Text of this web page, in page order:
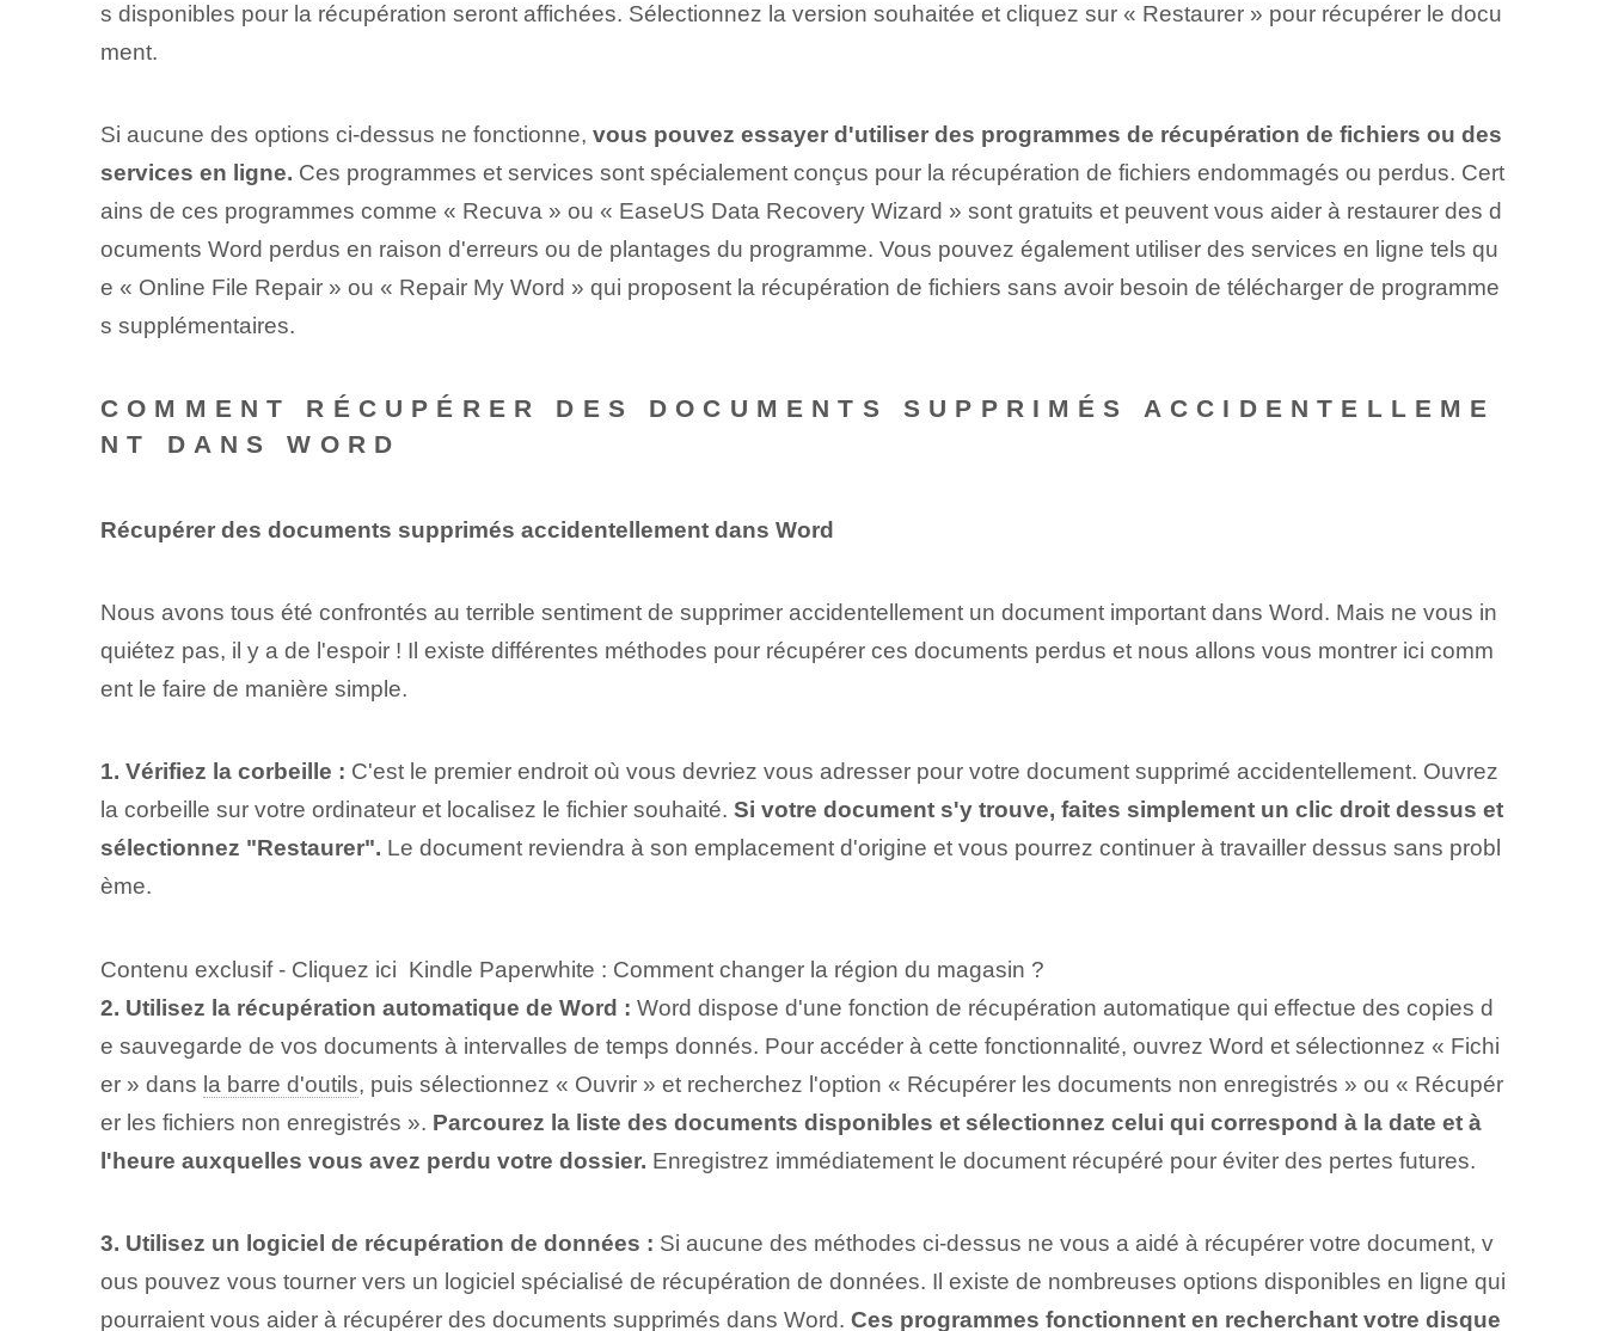
s disponibles pour la récupération seront affichées. Sélectionnez la version souhaitée et cliquez sur « Restaurer » pour récupérer le docu
ment.
Si aucune des options ci-dessus ne fonctionne, vous pouvez essayer d'utiliser des programmes de récupération de fichiers ou des
services en ligne. Ces programmes et services sont spécialement conçus pour la récupération de fichiers endommagés ou perdus. Cert
ains de ces programmes comme « Recuva » ou « EaseUS Data Recovery Wizard » sont gratuits et peuvent vous aider à restaurer des d
ocuments Word perdus en raison d'erreurs ou de plantages du programme. Vous pouvez également utiliser des services en ligne tels qu
e « Online File Repair » ou « Repair My Word » qui proposent la récupération de fichiers sans avoir besoin de télécharger de programme
s supplémentaires.
COMMENT RÉCUPÉRER DES DOCUMENTS SUPPRIMÉS ACCIDENTELLEME
NT DANS WORD
Récupérer des documents supprimés accidentellement dans Word
Nous avons tous été confrontés au terrible sentiment de supprimer accidentellement un document important dans Word. Mais ne vous in
quiétez pas, il y a de l'espoir ! Il existe différentes méthodes pour récupérer ces documents perdus et nous allons vous montrer ici comm
ent le faire de manière simple.
1. Vérifiez la corbeille : C'est le premier endroit où vous devriez vous adresser pour votre document supprimé accidentellement. Ouvrez
la corbeille sur votre ordinateur et localisez le fichier souhaité. Si votre document s'y trouve, faites simplement un clic droit dessus et
sélectionnez "Restaurer". Le document reviendra à son emplacement d'origine et vous pourrez continuer à travailler dessus sans probl
ème.
Contenu exclusif - Cliquez ici Kindle Paperwhite : Comment changer la région du magasin ?
2. Utilisez la récupération automatique de Word : Word dispose d'une fonction de récupération automatique qui effectue des copies d
e sauvegarde de vos documents à intervalles de temps donnés. Pour accéder à cette fonctionnalité, ouvrez Word et sélectionnez « Fichi
er » dans la barre d'outils, puis sélectionnez « Ouvrir » et recherchez l'option « Récupérer les documents non enregistrés » ou « Récupér
er les fichiers non enregistrés ». Parcourez la liste des documents disponibles et sélectionnez celui qui correspond à la date et à
l'heure auxquelles vous avez perdu votre dossier. Enregistrez immédiatement le document récupéré pour éviter des pertes futures.
3. Utilisez un logiciel de récupération de données : Si aucune des méthodes ci-dessus ne vous a aidé à récupérer votre document, v
ous pouvez vous tourner vers un logiciel spécialisé de récupération de données. Il existe de nombreuses options disponibles en ligne qui
pourraient vous aider à récupérer des documents supprimés dans Word. Ces programmes fonctionnent en recherchant votre disque